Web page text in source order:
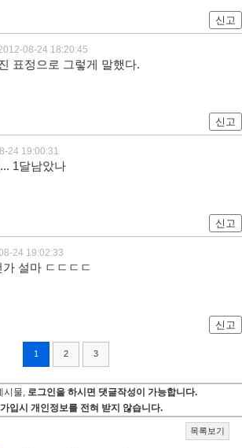
신고
08-24 18:20:45
표정으로 그렇게 말했다.
신고
24 19:00:31
1달남았나
신고
24 19:02:33
설마 ㄷㄷㄷㄷ
신고
1 2 3
시물, 로그인을 하시면 댓글작성이 가능합니다.
입시 개인정보를 전혀 받지 않습니다.
목록보기